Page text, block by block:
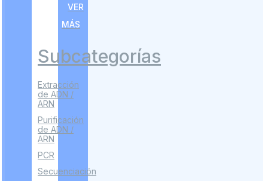
VER
MÁS
Subcategorías
Extracción
de ADN /
ARN
Purificación
de ADN /
ARN
PCR
Secuenciación